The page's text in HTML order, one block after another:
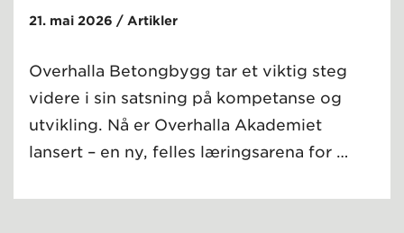
21. mai 2026 / Artikler
Overhalla Betongbygg tar et viktig steg
videre i sin satsning på kompetanse og
utvikling. Nå er Overhalla Akademiet
lansert – en ny, felles læringsarena for …